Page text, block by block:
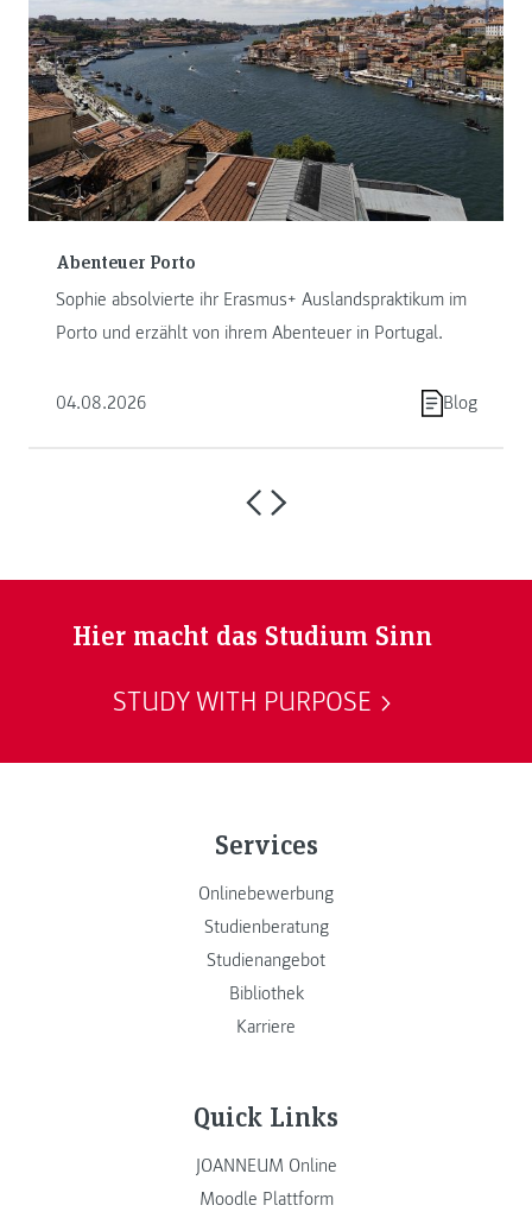
Abenteuer Porto
Sophie absolvierte ihr Erasmus+ Auslandspraktikum im
Porto und erzählt von ihrem Abenteuer in Portugal.
04.08.2026 Blog
Hier macht das Studium Sinn
STUDY WITH PURPOSE
Services
Onlinebewerbung
Studienberatung
Studienangebot
Bibliothek
Karriere
Quick Links
JOANNEUM Online
Moodle Plattform